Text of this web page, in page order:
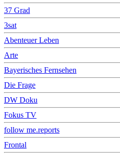
37 Grad
3sat
Abenteuer Leben
Arte
Bayerisches Fernsehen
Die Frage
DW Doku
Fokus TV
follow me.reports
Frontal